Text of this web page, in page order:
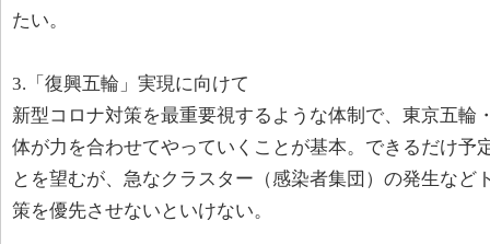
たい。
3.「復興五輪」実現に向けて
新型コロナ対策を最重要視するような体制で、東京五輪
体が力を合わせてやっていくことが基本。できるだけ予
とを望むが、急なクラスター（感染者集団）の発生など
策を優先させないといけない。